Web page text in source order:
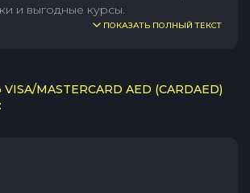
и выгодные курсы.
ПОКАЗАТЬ ПОЛНЫЙ ТЕКСТ
MASTERCARD AED (CARDAED)